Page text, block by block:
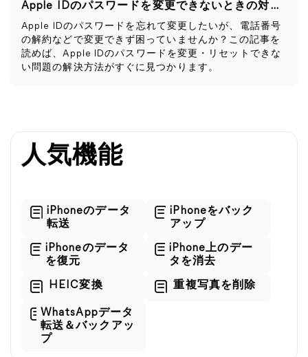
Apple IDのパスワードを変更できないときの対処法
Apple IDのパスワードを忘れて変更したいが、電話番号
の解約などで変更できず困っていませんか？この記事を
読めば、Apple IDのパスワードを変更・リセットできな
い問題の解決方法がすぐに見つかります。
人気機能
iPhoneのデータ
転送
iPhoneをバック
アップ
iPhoneのデータ
を復元
iPhone上のデー
タを消去
HEIC変換 重複写真を削除
WhatsAppデータ
転送＆バックアッ
プ